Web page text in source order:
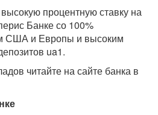
процентную ставку на
Банке со 100%
США и Европы и высоким
ua1.
читайте на сайте банка в